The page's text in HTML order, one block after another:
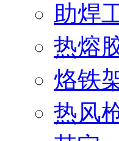
助焊
热熔
烙铁
热风